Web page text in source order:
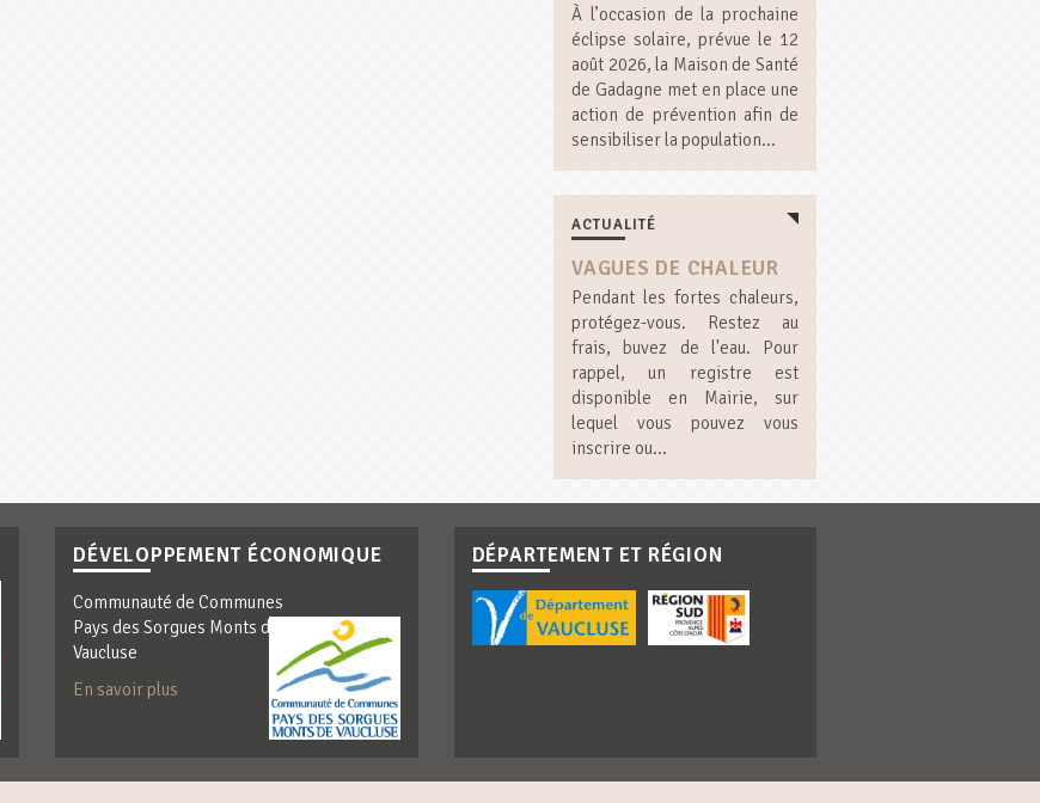
À l’occasion de la prochaine
éclipse solaire, prévue le 12
août 2026, la Maison de Santé
de Gadagne met en place une
action de prévention afin de
sensibiliser la population...
ACTUALITÉ
VAGUES DE CHALEUR
Pendant les fortes chaleurs,
protégez-vous. Restez au
frais, buvez de l'eau. Pour
rappel, un registre est
disponible en Mairie, sur
lequel vous pouvez vous
inscrire ou...
DÉVELOPPEMENT ÉCONOMIQUE
Communauté de Communes
Pays des Sorgues Monts de
Vaucluse
En savoir plus
DÉPARTEMENT ET RÉGION